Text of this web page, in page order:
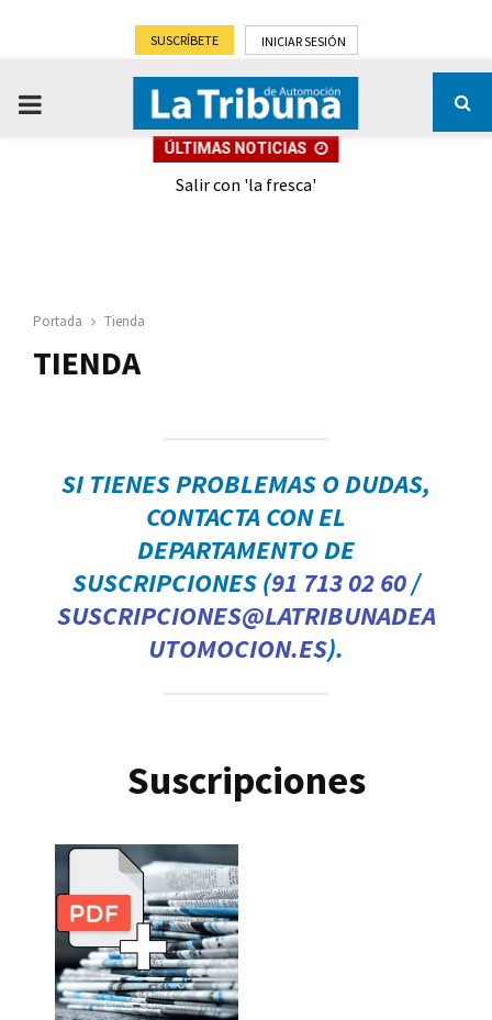
SUSCRÍBETE INICIAR SESIÓN
PRIMARY
ÚLTIMAS NOTICIAS
Salir con 'la fresca'
Portada Tienda
TIENDA
SI TIENES PROBLEMAS O DUDAS,
CONTACTA CON EL
DEPARTAMENTO DE
SUSCRIPCIONES (91 713 02 60/
SUSCRIPCIONES@LATRIBUNADEA
UTOMOCION.ES).
Suscripciones